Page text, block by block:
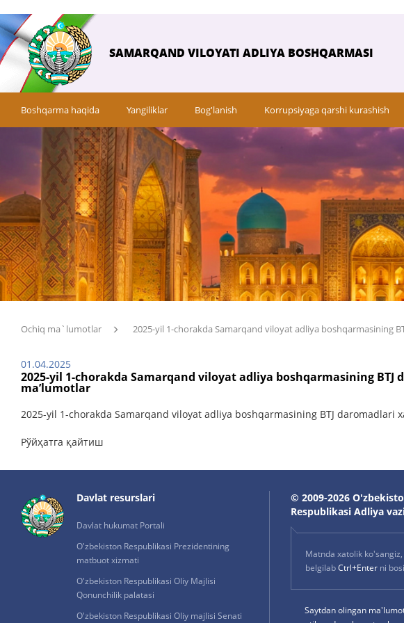
SAMARQAND VILOYATI ADLIYA BOSHQARMASI
Boshqarma haqida Yangiliklar Bog'lanish Korrupsiyaga qarshi kurashish
Ochiq ma`lumotlar 2025-yil 1-chorakda Samarqand viloyat adliya boshqarmasining
01.04.2025
2025-yil 1-chorakda Samarqand viloyat adliya boshqarmasining
ma’lumotlar
2025-yil 1-chorakda Samarqand viloyat adliya boshqarmasining BTJ
Рўйҳатга қайтиш
Davlat resurslari
Davlat hukumat Portali
O'zbekiston Respublikasi Prezidentining
matbuot xizmati
O'zbekiston Respublikasi Oliy Majlisi
Qonunchilik palatasi
O'zbekiston Respublikasi Oliy majlisi Senati
© 2009-2026
Respublikasi Adliya
Matnda xatolik ko'sangiz,
belgilabCtrl+Enterni
Saytdan olingan